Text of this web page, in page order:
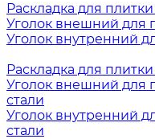
Раскладка для
Уголок внешний для
Уголок внутренний
Раскладка для
Уголок внешний для
стали
Уголок внутренний
стали